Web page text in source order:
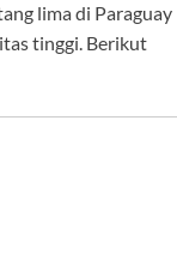
lima di Paraguay
tinggi. Berikut